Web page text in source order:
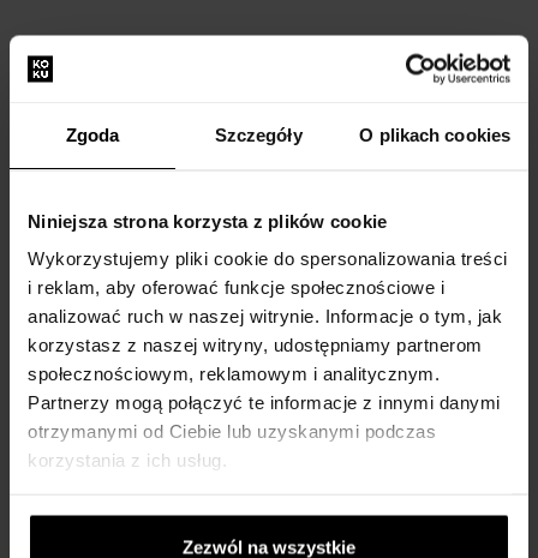
Zgoda Szczegóły O plikach cookies
Niniejsza strona korzysta z plików cookie
Wykorzystujemy pliki cookie do spersonalizowania treści
i reklam, aby oferować funkcje społecznościowe i
analizować ruch w naszej witrynie. Informacje o tym, jak
korzystasz z naszej witryny, udostępniamy partnerom
społecznościowym, reklamowym i analitycznym.
Partnerzy mogą połączyć te informacje z innymi danymi
otrzymanymi od Ciebie lub uzyskanymi podczas
korzystania z ich usług.
Zezwól na wszystkie
Regulamin zakupów
Prywatność
Kiedy otrzymam zamówiony towar?
Dlaczego perfumy od nas?
Co to jest tester perfum?
Wodoszczelność zegarków
Tylko oryginalne towary
Często Zadawane Pytania